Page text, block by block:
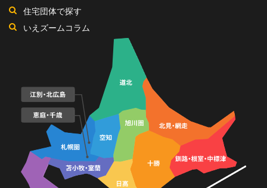
住宅団体で探す
いえズームコラム